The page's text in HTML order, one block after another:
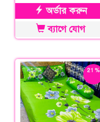
অর্ডার করুন
ব্যাগে যোগ
21 %